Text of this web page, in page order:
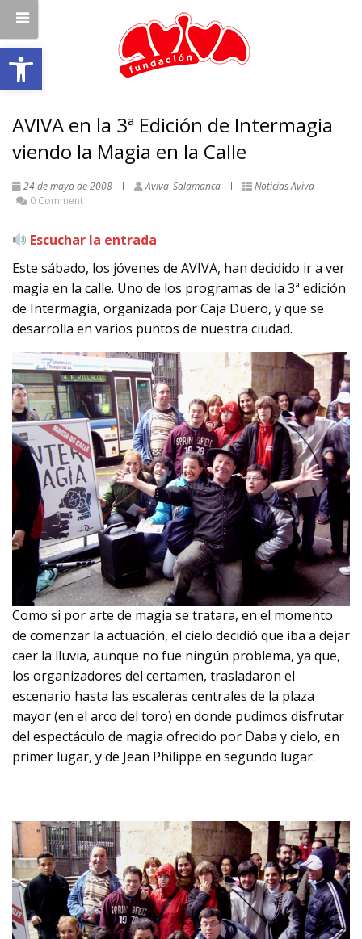
Abrir barra de herramientas
AVIVA en la 3ª Edición de Intermagia
viendo la Magia en la Calle
24 de mayo de 2008 Aviva_Salamanca
Noticias Aviva
0 Comment
Escuchar la entrada
Este sábado, los jóvenes de AVIVA, han decidido ir a ver
magia en la calle. Uno de los programas de la 3ª edición
de Intermagia, organizada por Caja Duero, y que se
desarrolla en varios puntos de nuestra ciudad.
Como si por arte de magia se tratara, en el momento
de comenzar la actuación, el cielo decidió que iba a dejar
caer la lluvia, aunque no fue ningún problema, ya que,
los organizadores del certamen, trasladaron el
escenario hasta las escaleras centrales de la plaza
mayor (en el arco del toro) en donde pudimos disfrutar
del espectáculo de magia ofrecido por Daba y cielo, en
primer lugar, y de Jean Philippe en segundo lugar.